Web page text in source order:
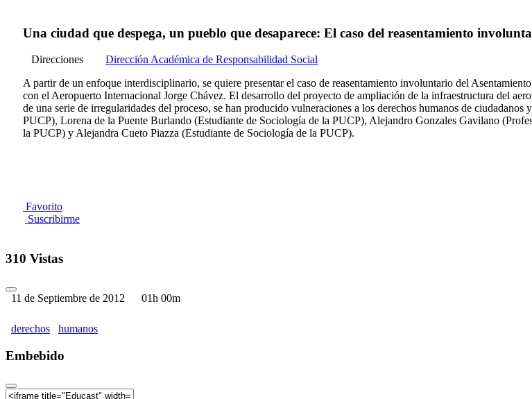
Una ciudad que despega, un pueblo que desaparece: El caso del reasentamiento
Direcciones
Dirección Académica de Responsabilidad Social
A partir de un enfoque interdisciplinario, se quiere presentar el caso de reasentamiento involuntario del
con el Aeropuerto Internacional Jorge Chávez. El desarrollo del proyecto de ampliación de la infraestructura del
de una serie de irregularidades del proceso, se han producido vulneraciones a los derechos humanos de
PUCP), Lorena de la Puente Burlando (Estudiante de Sociologí­a de la PUCP), Alejandro Gonzales Gavilano
la PUCP) y Alejandra Cueto Piazza (Estudiante de Sociologí­a de la PUCP).
Favorito
Suscribirme
310 Vistas
11 de Septiembre de 2012 01h 00m
derechos humanos
Embebido